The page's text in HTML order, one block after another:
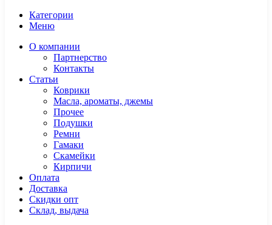
Категории
Меню
О компании
Партнерство
Контакты
Статьи
Коврики
Масла, ароматы, джемы
Прочее
Подушки
Ремни
Гамаки
Скамейки
Кирпичи
Оплата
Доставка
Скидки опт
Склад, выдача